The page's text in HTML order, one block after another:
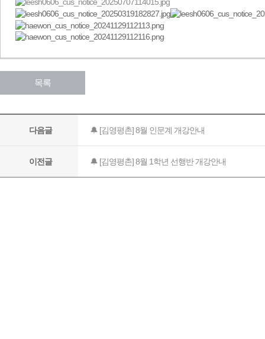
목록
다음글 🔔 [김영평촌] 8월 인문계 개강안내
이전글 🔔 [김영평촌] 8월 1학년 선행반 개강안내